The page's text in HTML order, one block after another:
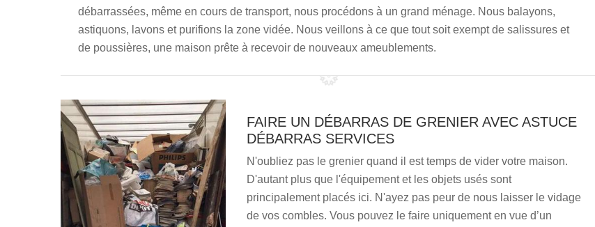
débarrassées, même en cours de transport, nous procédons à un grand ménage. Nous balayons,
astiquons, lavons et purifions la zone vidée. Nous veillons à ce que tout soit exempt de salissures et
de poussières, une maison prête à recevoir de nouveaux ameublements.
FAIRE UN DÉBARRAS DE GRENIER AVEC ASTUCE
DÉBARRAS SERVICES
N'oubliez pas le grenier quand il est temps de vider votre maison.
D'autant plus que l'équipement et les objets usés sont
principalement placés ici. N'ayez pas peur de nous laisser le vidage
de vos combles. Vous pouvez le faire uniquement en vue d’un